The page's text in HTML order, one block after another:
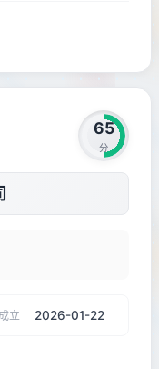
65
分
成立 2026-01-22